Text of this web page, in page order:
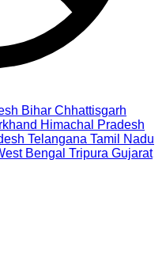
Bihar Chhattisgarh
Himachal Pradesh
Telangana Tamil Nadu
Bengal Tripura Gujarat